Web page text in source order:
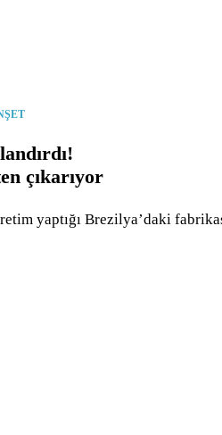
çıkarıyor
yaptığı Brezilya’daki